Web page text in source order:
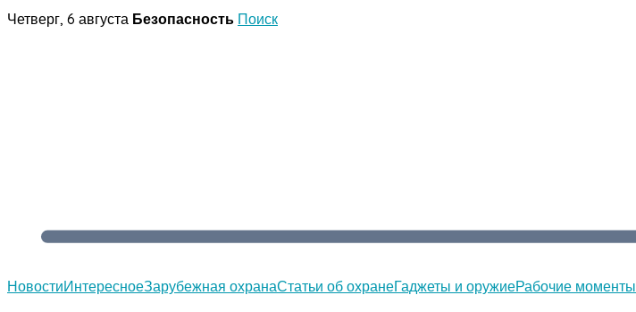
Перейти
Четверг, 6 августа Безопасность Поиск
НовостиИнтересноеЗарубежная охранаСтатьи об охранеГаджеты и оружиеРабочие моменты